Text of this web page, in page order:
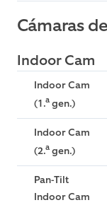
Cámaras
Indoor Cam
Indoor Cam
(1.a gen.)
Indoor Cam
(2.a gen.)
Pan-Tilt
Indoor Cam